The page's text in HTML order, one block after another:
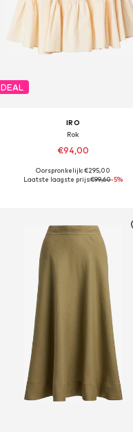
DEAL
IRO
Rok
€94,00
Beschikbare maten: 36, 38, 40, 42,
Oorspronkelijk: €295,00
Laatste laagste prijs:€99,60-5%